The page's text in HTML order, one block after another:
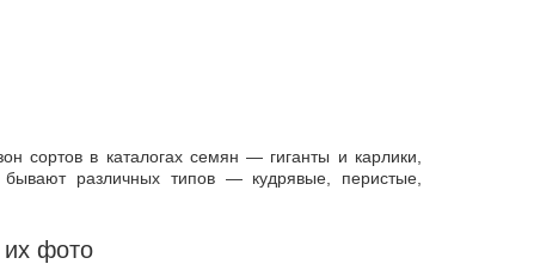
сортов в каталогах семян — гиганты и карлики,
различных типов — кудрявые, перистые,
их фото